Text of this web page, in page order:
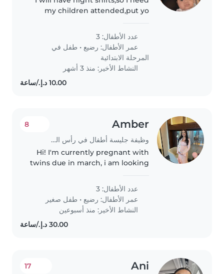
my children attended,put yo
عدد الأطفال: 3
عمر الأطفال: رضيع • طفل في
المرحلة الابتدائية
النشاط الأخير: منذ 3 أشهر
Amber
وظيفة جليسة أطفال في رأس الخيمة
8
Hi! I'm currently pregnant with
twins due in march, i am looking
come 3 days a week from 9-4pm
to help with the newborns. We
would need the help from..
عدد الأطفال: 3
عمر الأطفال: رضيع • طفل صغير
النشاط الأخير: منذ أسبوعين
Ani
17